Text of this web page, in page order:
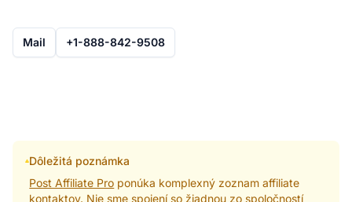
Mail +1-888-842-9508
Dôležitá poznámka
Post Affiliate Pro ponúka komplexný zoznam affiliate
kontaktov. Nie sme spojení so žiadnou zo spoločností